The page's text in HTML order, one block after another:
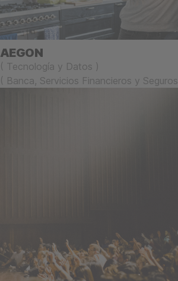
AEGON
( Tecnología y Datos )
( Banca, Servicios Financieros y Seguros